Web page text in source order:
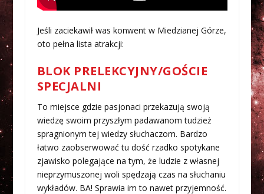
Jeśli zaciekawił was konwent w Miedzianej Górze,
oto pełna lista atrakcji:
BLOK PRELEKCYJNY/GOŚCIE
SPECJALNI
To miejsce gdzie pasjonaci przekazują swoją
wiedzę swoim przyszłym padawanom tudzież
spragnionym tej wiedzy słuchaczom. Bardzo
łatwo zaobserwować tu dość rzadko spotykane
zjawisko polegające na tym, że ludzie z własnej
nieprzymuszonej woli spędzają czas na słuchaniu
wykładów. BA! Sprawia im to nawet przyjemność.